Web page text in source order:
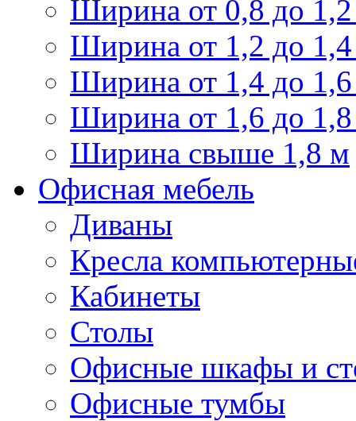
Ширина от 0,8 до
Ширина от 1,2 до
Ширина от 1,4 до
Ширина от 1,6 до
Ширина свыше 1,8 м
Офисная мебель
Диваны
Кресла
Кабинеты
Столы
Офисные шкафы и
Офисные тумбы